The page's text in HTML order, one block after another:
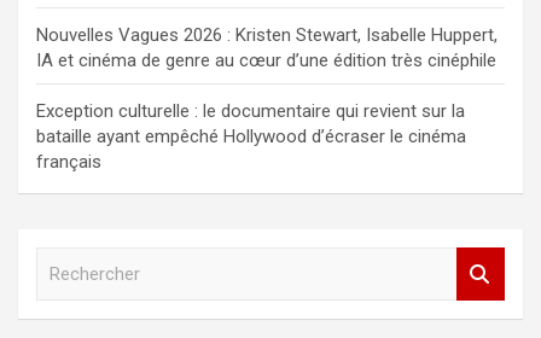
Nouvelles Vagues 2026 : Kristen Stewart, Isabelle Huppert,
IA et cinéma de genre au cœur d’une édition très cinéphile
Exception culturelle : le documentaire qui revient sur la
bataille ayant empêché Hollywood d’écraser le cinéma
français